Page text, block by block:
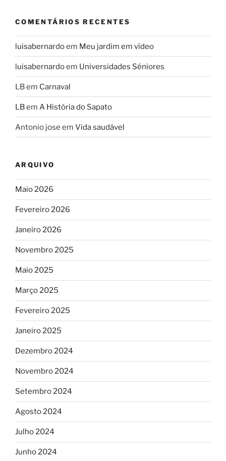
COMENTÁRIOS RECENTES
luisabernardoem Meu jardim em vídeo
luisabernardoem Universidades Séniores
LBem Carnaval
LBem A História do Sapato
Antonio jose em Vida saudável
ARQUIVO
Maio 2026
Fevereiro 2026
Janeiro 2026
Novembro 2025
Maio 2025
Março 2025
Fevereiro 2025
Janeiro 2025
Dezembro 2024
Novembro 2024
Setembro 2024
Agosto 2024
Julho 2024
Junho 2024